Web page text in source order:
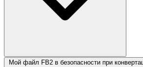
Мой файл FB2 в безопасности при